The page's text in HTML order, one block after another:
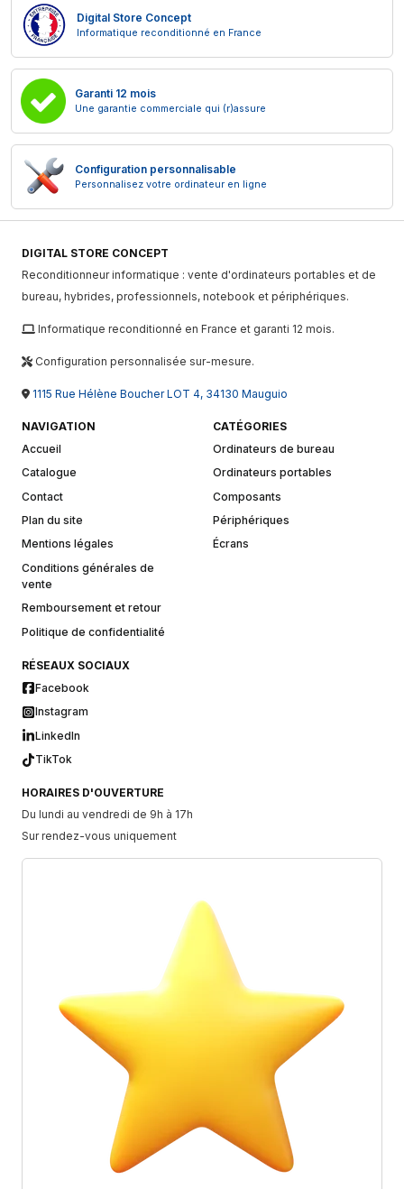
Digital Store Concept
Informatique reconditionné en France
Garanti 12 mois
Une garantie commerciale qui (r)assure
Configuration personnalisable
Personnalisez votre ordinateur en ligne
DIGITAL STORE CONCEPT
Reconditionneur informatique : vente d'ordinateurs portables et de
bureau, hybrides, professionnels, notebook et périphériques.
Informatique reconditionné en France et garanti 12 mois.
Configuration personnalisée sur-mesure.
1115 Rue Hélène Boucher LOT 4, 34130 Mauguio
NAVIGATION
Accueil
Catalogue
Contact
Plan du site
Mentions légales
Conditions générales de
vente
Remboursement et retour
Politique de confidentialité
CATÉGORIES
Ordinateurs de bureau
Ordinateurs portables
Composants
Périphériques
Écrans
RÉSEAUX SOCIAUX
Facebook
Instagram
LinkedIn
TikTok
HORAIRES D'OUVERTURE
Du lundi au vendredi de 9h à 17h
Sur rendez-vous uniquement